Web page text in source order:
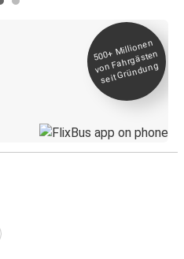
500+
Millionen
von Fahrgästen
seit
Gründung